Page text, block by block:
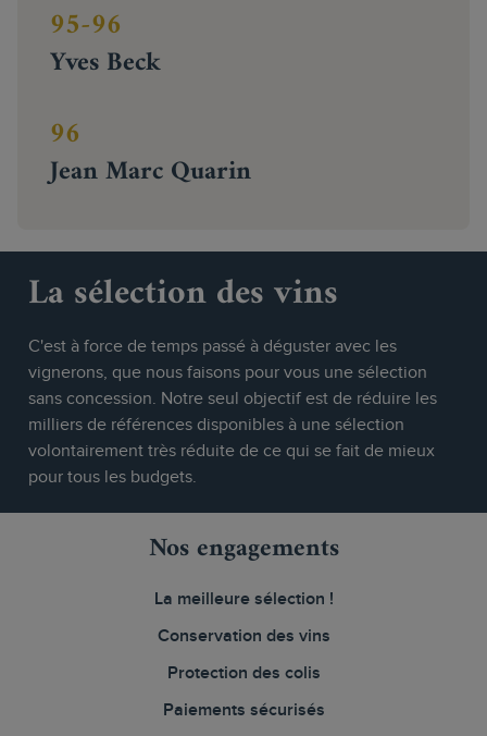
95-96
Yves Beck
96
Jean Marc Quarin
La sélection des vins
C'est à force de temps passé à déguster avec les
vignerons, que nous faisons pour vous une sélection
sans concession. Notre seul objectif est de réduire les
milliers de références disponibles à une sélection
volontairement très réduite de ce qui se fait de mieux
pour tous les budgets.
Nos engagements
La meilleure sélection !
Conservation des vins
Protection des colis
Paiements sécurisés